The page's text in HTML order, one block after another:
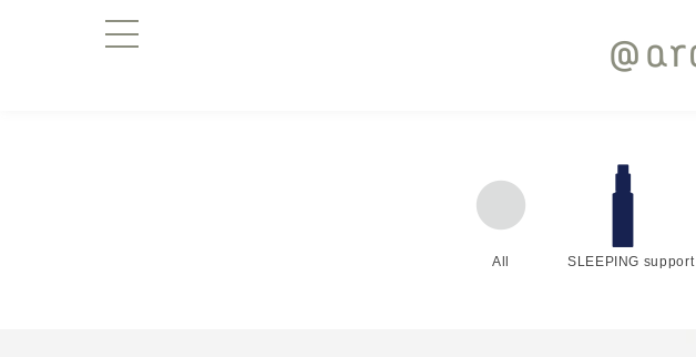
All SLEEPING support